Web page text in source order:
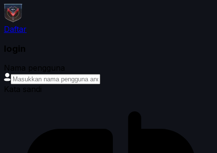
Daftar
login
Nama pengguna
Kata sandi